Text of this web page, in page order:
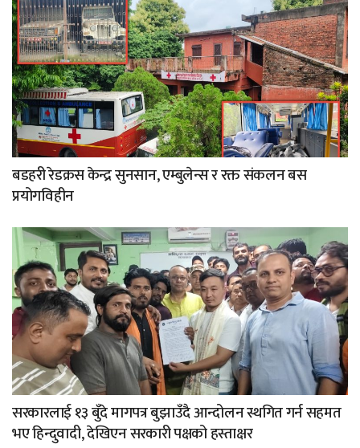
बडहरी रेडक्रस केन्द्र सुनसान, एम्बुलेन्स र रक्त संकलन बस
प्रयोगविहीन
सरकारलाई १३ बुँदे मागपत्र बुझाउँदै आन्दोलन स्थगित गर्न सहमत
भए हिन्दुवादी, देखिएन सरकारी पक्षको हस्ताक्षर